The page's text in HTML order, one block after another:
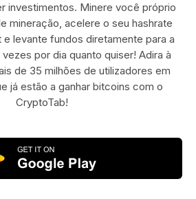
investimentos. Minere você próprio
mineração, acelere o seu hashrate
levante fundos diretamente para a
por dia quanto quiser! Adira à
de 35 milhões de utilizadores em
já estão a ganhar bitcoins com o
CryptoTab!